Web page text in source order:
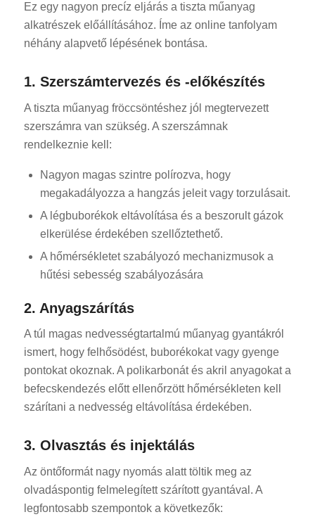
Ez egy nagyon precíz eljárás a tiszta műanyag
alkatrészek előállításához. Íme az online tanfolyam
néhány alapvető lépésének bontása.
1. Szerszámtervezés és -előkészítés
A tiszta műanyag fröccsöntéshez jól megtervezett
szerszámra van szükség. A szerszámnak
rendelkeznie kell:
Nagyon magas szintre polírozva, hogy
megakadályozza a hangzás jeleit vagy torzulásait.
A légbuborékok eltávolítása és a beszorult gázok
elkerülése érdekében szellőztethető.
A hőmérsékletet szabályozó mechanizmusok a
hűtési sebesség szabályozására
2. Anyagszárítás
A túl magas nedvességtartalmú műanyag gyantákról
ismert, hogy felhősödést, buborékokat vagy gyenge
pontokat okoznak. A polikarbonát és akril anyagokat a
befecskendezés előtt ellenőrzött hőmérsékleten kell
szárítani a nedvesség eltávolítása érdekében.
3. Olvasztás és injektálás
Az öntőformát nagy nyomás alatt töltik meg az
olvadáspontig felmelegített szárított gyantával. A
legfontosabb szempontok a következők: